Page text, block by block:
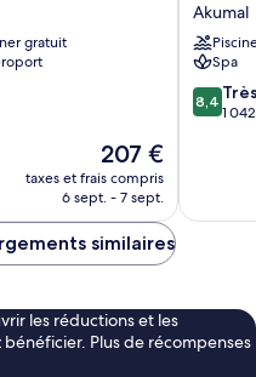
gratuit
Le
nouveau
prix
de
207 €
taxes et frais compris
6 sept. - 7 sept.
Akumal
-
Hyatt
Inclusive
Akumal
Spa
8.4
sur
8,4
1
similaires
les réductions et les
Plus de récompenses